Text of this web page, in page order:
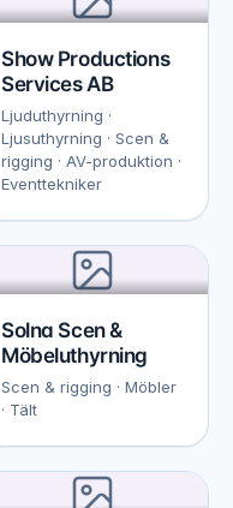
Show Productions
Services AB
Ljuduthyrning ·
Ljusuthyrning · Scen &
rigging · AV-produktion ·
Eventtekniker
Solna Scen &
Möbeluthyrning
Scen & rigging · Möbler
· Tält